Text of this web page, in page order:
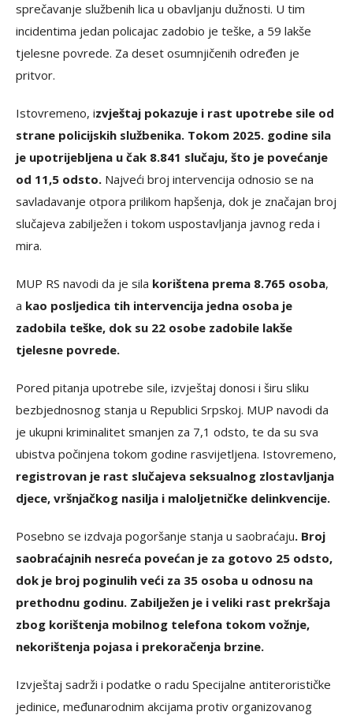
sprečavanje službenih lica u obavljanju dužnosti. U tim
incidentima jedan policajac zadobio je teške, a 59 lakše
tjelesne povrede. Za deset osumnjičenih određen je
pritvor.
Istovremeno, izvještaj pokazuje i rast upotrebe sile od
strane policijskih službenika. Tokom 2025. godine sila
je upotrijebljena u čak 8.841 slučaju, što je povećanje
od 11,5 odsto. Najveći broj intervencija odnosio se na
savladavanje otpora prilikom hapšenja, dok je značajan broj
slučajeva zabilježen i tokom uspostavljanja javnog reda i
mira.
MUP RS navodi da je sila korištena prema 8.765 osoba,
a kao posljedica tih intervencija jedna osoba je
zadobila teške, dok su 22 osobe zadobile lakše
tjelesne povrede.
Pored pitanja upotrebe sile, izvještaj donosi i širu sliku
bezbjednosnog stanja u Republici Srpskoj. MUP navodi da
je ukupni kriminalitet smanjen za 7,1 odsto, te da su sva
ubistva počinjena tokom godine rasvijetljena. Istovremeno,
registrovan je rast slučajeva seksualnog zlostavljanja
djece, vršnjačkog nasilja i maloljetničke delinkvencije.
Posebno se izdvaja pogoršanje stanja u saobraćaju. Broj
saobraćajnih nesreća povećan je za gotovo 25 odsto,
dok je broj poginulih veći za 35 osoba u odnosu na
prethodnu godinu. Zabilježen je i veliki rast prekršaja
zbog korištenja mobilnog telefona tokom vožnje,
nekorištenja pojasa i prekoračenja brzine.
Izvještaj sadrži i podatke o radu Specijalne antiterorističke
jedinice, međunarodnim akcijama protiv organizovanog